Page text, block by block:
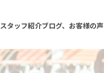
スタッフ紹介ブログ、お客様の声